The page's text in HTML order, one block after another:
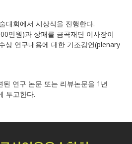
대회에서 시상식을 진행한다.
만원)과 상패를 금곡재단 이사장이
상 연구내용에 대한 기조강연(plenary
된 연구 논문 또는 리뷰논문을 1년
투고한다.